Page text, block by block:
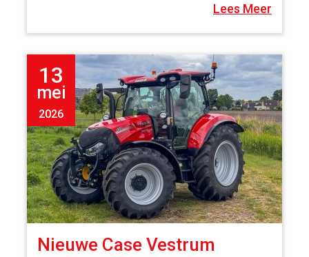
Lees Meer
13
mei
2026
Nieuwe Case Vestrum